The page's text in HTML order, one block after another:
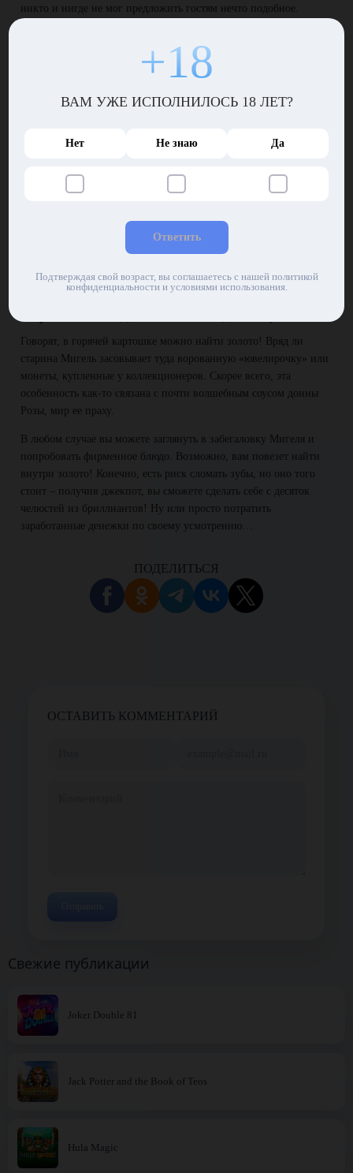
никто и нигде не мог предложить гостям нечто подобное.
Благодаря соусу покойной бабули картошка получалась
его чаще, чем остальные гастрономические радости, вроде
Казалось, готовая картошка оживает! На ней появлялось некое
Впрочем, некоторые экземпляры таращились на посетителей с
картошки никого не волнует даже в той стране, которая
претендует на лавры международной обители демократии.
именно на такой результат и рассчитывал Мигель.
Говорят, в горячей картошке можно найти золото! Вряд ли
старина Мигель засовывает туда ворованную «ювелирочку» или
монеты, купленные у коллекционеров. Скорее всего, эта
особенность как-то связана с почти волшебным соусом донны
Розы, мир ее праху.
В любом случае вы можете заглянуть в забегаловку Мигеля и
попробовать фирменное блюдо. Возможно, вам повезет найти
внутри золото! Конечно, есть риск сломать зубы, но оно того
стоит – получив джекпот, вы сможете сделать себе с десяток
челюстей из бриллиантов! Ну или просто потратить
заработанные денежки по своему усмотрению…
ПОДЕЛИТЬСЯ
ОСТАВИТЬ КОММЕНТАРИЙ
Свежие публикации
Joker Double 81
Jack Potter and the Book of Teos
Hula Magic
+18
ВАМ УЖЕ ИСПОЛНИЛОСЬ 18 ЛЕТ?
Нет Не знаю Да
Ответить
Подтверждая свой возраст, вы соглашаетесь с нашей политикой
конфиденциальности и условиями использования.